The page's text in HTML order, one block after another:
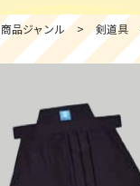
商品ジャンル > 剣道具